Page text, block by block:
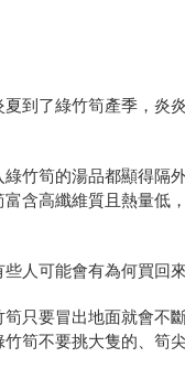
夏到了綠竹筍產季，炎
綠竹筍的湯品都顯得隔
富含高纖維質且熱量低
些人可能會有為何買回
筍只要冒出地面就會不
竹筍不要挑大隻的、筍